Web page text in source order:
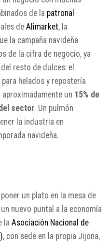
de la patronal
de Alimarket, la
la campaña navideña
de la cifra de negocio, ya
resto de dulces: el
helados y repostería
un 15% de
sector. Un pulmón
la industria en
navideña.
un plato en la mesa de
nuevo puntal a la economía
la Asociación Nacional de
, con sede en la propia Jijona,